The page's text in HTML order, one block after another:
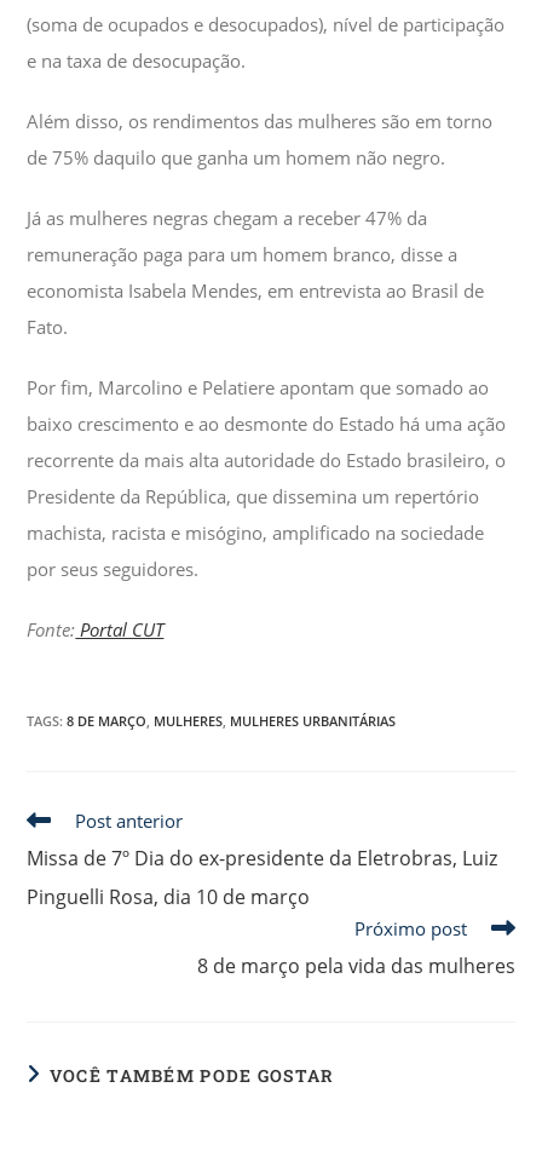
(soma de ocupados e desocupados), nível de participação
e na taxa de desocupação.
Além disso, os rendimentos das mulheres são em torno
de 75% daquilo que ganha um homem não negro.
Já as mulheres negras chegam a receber 47% da
remuneração paga para um homem branco, disse a
economista Isabela Mendes, em entrevista ao Brasil de
Fato.
Por fim, Marcolino e Pelatiere apontam que somado ao
baixo crescimento e ao desmonte do Estado há uma ação
recorrente da mais alta autoridade do Estado brasileiro, o
Presidente da República, que dissemina um repertório
machista, racista e misógino, amplificado na sociedade
por seus seguidores.
Fonte: Portal CUT
TAGS:8 DE MARÇO, MULHERES, MULHERES URBANITÁRIAS
Post anterior
Missa de 7º Dia do ex-presidente da Eletrobras, Luiz
Pinguelli Rosa, dia 10 de março
Próximo post
8 de março pela vida das mulheres
VOCÊ TAMBÉM PODE GOSTAR